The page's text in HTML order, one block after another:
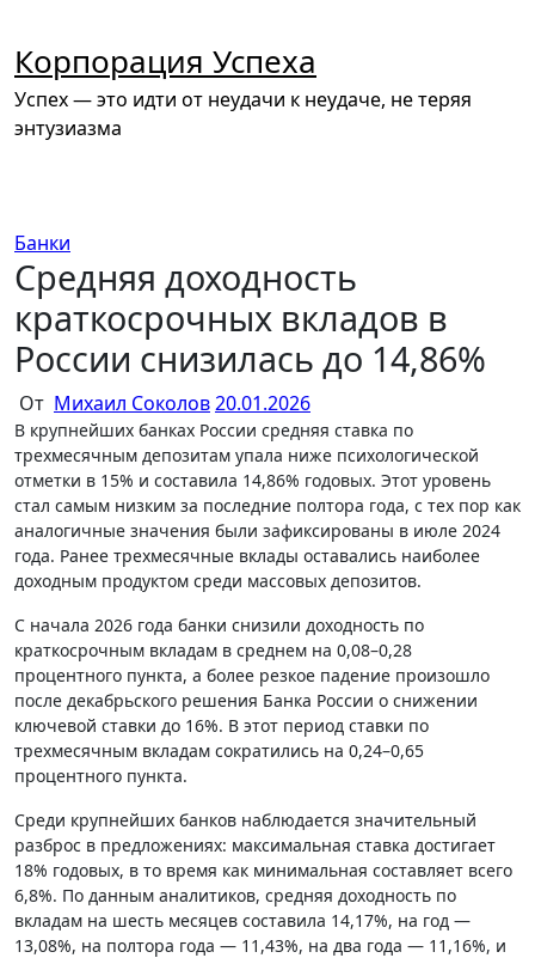
содержимому
Корпорация Успеха
Успех — это идти от неудачи к неудаче, не теряя
энтузиазма
Банки
Средняя доходность
краткосрочных вкладов в
России снизилась до 14,86%
От Михаил Соколов20.01.2026
В крупнейших банках России средняя ставка по
трехмесячным депозитам упала ниже психологической
отметки в 15% и составила 14,86% годовых. Этот уровень
стал самым низким за последние полтора года, с тех пор как
аналогичные значения были зафиксированы в июле 2024
года. Ранее трехмесячные вклады оставались наиболее
доходным продуктом среди массовых депозитов.
С начала 2026 года банки снизили доходность по
краткосрочным вкладам в среднем на 0,08–0,28
процентного пункта, а более резкое падение произошло
после декабрьского решения Банка России о снижении
ключевой ставки до 16%. В этот период ставки по
трехмесячным вкладам сократились на 0,24–0,65
процентного пункта.
Среди крупнейших банков наблюдается значительный
разброс в предложениях: максимальная ставка достигает
18% годовых, в то время как минимальная составляет всего
6,8%. По данным аналитиков, средняя доходность по
вкладам на шесть месяцев составила 14,17%, на год —
13,08%, на полтора года — 11,43%, на два года — 11,16%, и